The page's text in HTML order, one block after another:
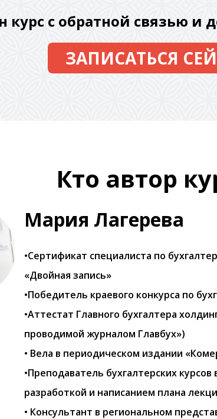
курс с обратной связью
ЗАПИСАТЬСЯ
Кто автор
Мария Лагерева
•Cертификат специалиста по
«Двойная запись»
•Победитель краевого конкурса по
•Аттестат Главного бухгалтера
проводимой журналом Главбух»)
• Вела в периодическом издании
•Преподаватель бухгалтерских
разработкой и написанием плана
• Консультант в региональном